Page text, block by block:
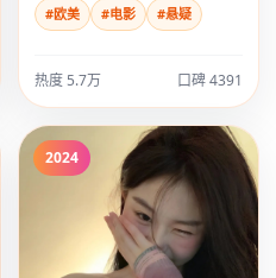
#欧美 #电影 #悬疑
热度 5.7万 口碑 4391
2024